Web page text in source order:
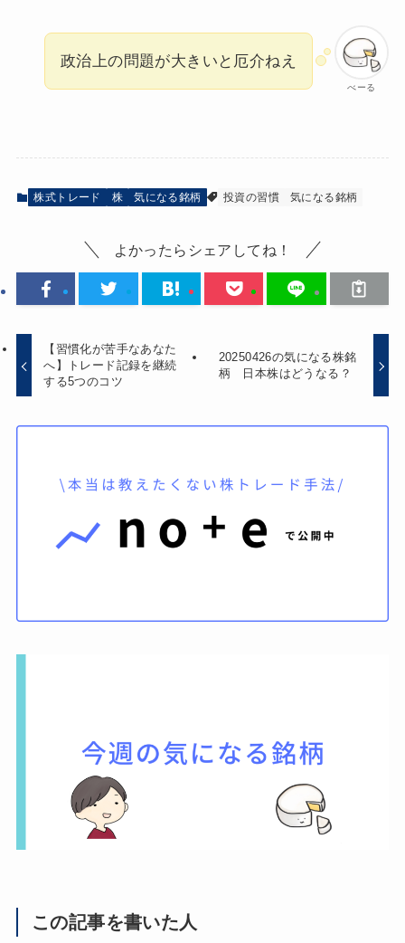
べーる
政治上の問題が大きいと厄介ねえ
株式トレード 株 気になる銘柄 投資の習慣 気になる銘柄
よかったらシェアしてね！
【習慣化が苦手なあなた
へ】トレード記録を継続
する5つのコツ
20250426の気になる株銘
柄 日本株はどうなる？
この記事を書いた人